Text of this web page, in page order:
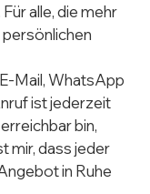
alle, die mehr
Mail, WhatsApp
ist jederzeit
bin,
mir, dass jeder
in Ruhe